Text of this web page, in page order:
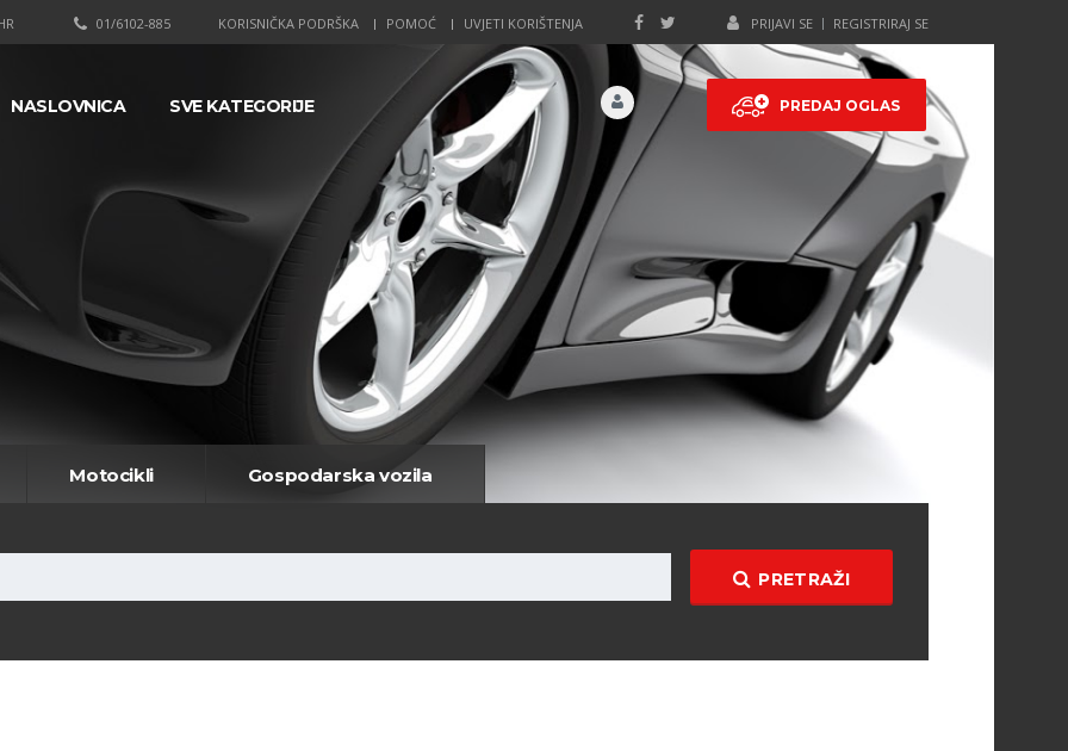
PRIJAVI SE REGISTRIRAJ SE
KORISNIČKA PODRŠKA POMOĆ UVJETI KORIŠTENJA
01/6102-885
PREDAJ OGLAS
NASLOVNICA SVE KATEGORIJE
Motocikli Gospodarska vozila
PRETRAŽI